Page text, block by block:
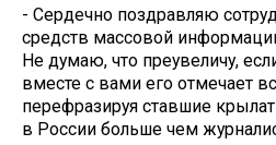
- Сердечно поздравляю
средств массовой
Не думаю, что преувеличу,
вместе с вами его отмечает
перефразируя ставшие
в России больше чем